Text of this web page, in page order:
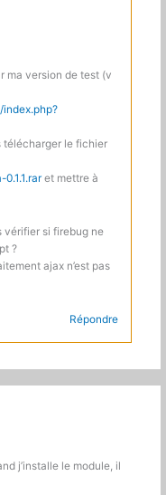
ma version de test (v
télécharger le fichier
et mettre à
vérifier si firebug ne
?
ajax n’est pas
Répondre
j’installe le module, il